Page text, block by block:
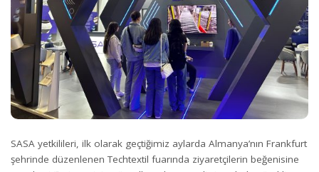
SASA yetkilileri, ilk olarak geçtiğimiz aylarda Almanya’nın Frankfurt
şehrinde düzenlenen Techtextil fuarında ziyaretçilerin beğenisine